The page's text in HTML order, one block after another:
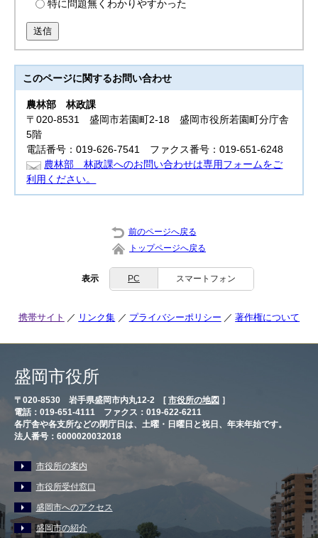
特に問題無くわかりやすかった
送信
このページに関するお問い合わせ
農林部林政課
〒020-8531 盛岡市若園町2-18 盛岡市役所若園町分庁舎
5階
電話番号：019-626-7541 ファクス番号：019-651-6248
農林部 林政課へのお問い合わせは専用フォームをご
利用ください。
前のページへ戻る
トップページへ戻る
表示 PC スマートフォン
携帯サイト リンク集 プライバシーポリシー 著作権について
盛岡市役所
〒020-8530 岩手県盛岡市内丸12-2 [ 市役所の地図 ］
電話：019-651-4111 ファクス：019-622-6211
各庁舎や各支所などの閉庁日は、土曜・日曜日と祝日、年末年始です。
法人番号：6000020032018
市役所の案内
市役所受付窓口
盛岡市へのアクセス
盛岡市の紹介